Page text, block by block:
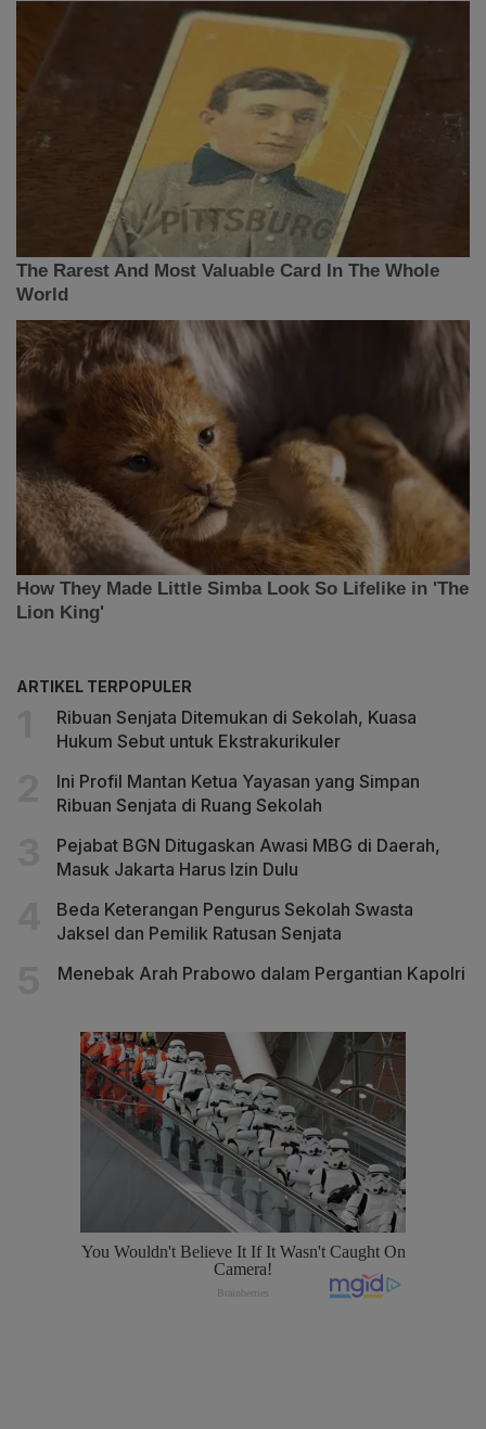
ARTIKEL TERPOPULER
Ribuan Senjata Ditemukan di Sekolah, Kuasa
Hukum Sebut untuk Ekstrakurikuler
Ini Profil Mantan Ketua Yayasan yang Simpan
Ribuan Senjata di Ruang Sekolah
Pejabat BGN Ditugaskan Awasi MBG di Daerah,
Masuk Jakarta Harus Izin Dulu
Beda Keterangan Pengurus Sekolah Swasta
Jaksel dan Pemilik Ratusan Senjata
Menebak Arah Prabowo dalam Pergantian Kapolri